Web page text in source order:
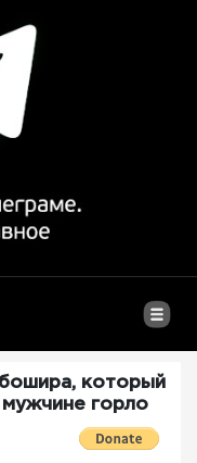
который
горло